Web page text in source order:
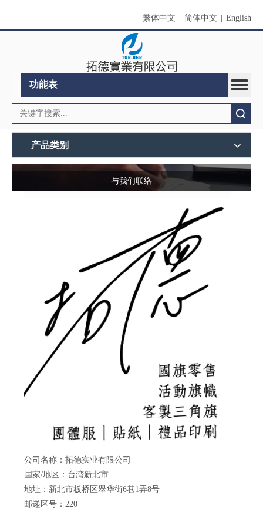
繁体中文 简体中文 English
功能表
产品类别
与我们联络
公司名称：拓德实业有限公司
国家/地区：台湾新北市
地址：新北市板桥区翠华街6巷1弄8号
邮递区号：220